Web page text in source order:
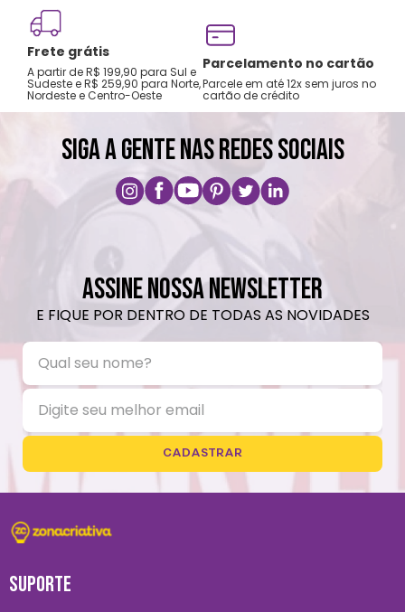
neutro.
Não recomendado colocar no freezer.
Não vai ao micro-ondas.
Não utilizar produtos químicos e abrasivos.
Frete grátis
A partir de R$ 199,90 para Sul e
Sudeste e R$ 259,90 para Norte,
Nordeste e Centro-Oeste
Parcelamento no cartão
Parcele em até 12x sem juros no
cartão de crédito
SIGA A GENTE NAS REDES SOCIAIS
ASSINE NOSSA NEWSLETTER
E FIQUE POR DENTRO DE TODAS AS NOVIDADES
CADASTRAR
SUPORTE